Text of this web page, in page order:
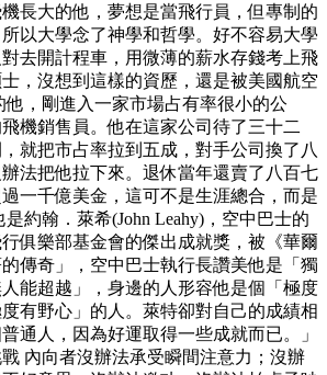
長大的他，夢想是當飛行員，但專制的
以大學念了神學和哲學。好不容易大學
去開計程車，用微薄的薪水存錢考上飛
，沒想到這樣的資歷，還是被美國航空
他，剛進入一家市場占有率很小的公
機銷售員。他在這家公司待了三十二
就把市占率拉到五成，對手公司換了八
法把他拉下來。退休當年還賣了八百七
一千億美金，這可不是生涯總合，而是
約翰．萊希(John Leahy)，空中巴士的
俱樂部基金會的傑出成就獎，被《華爾
傳奇」，空中巴士執行長讚美他是「獨
能超越」，身邊的人形容他是個「極度
有野心」的人。萊特卻對自己的成績相
通人，因為好運取得一些成就而已。」
內向者沒辦法承受瞬間注意力；沒辦